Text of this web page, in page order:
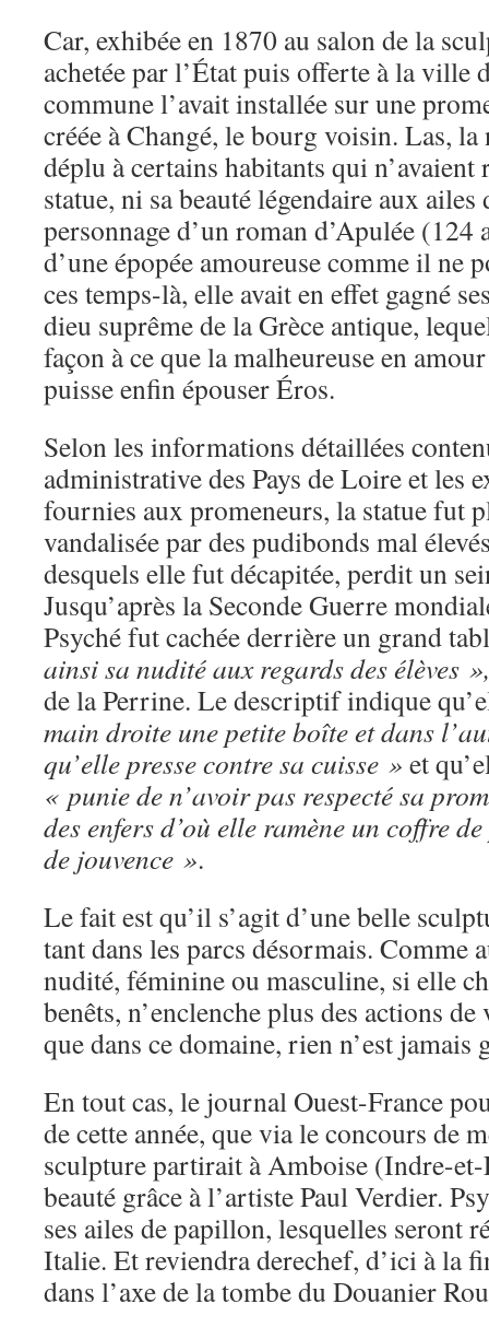
Car, exhibée en 1870 au salon de la
achetée par l’État puis offerte à la ville
commune l’avait installée sur une
créée à Changé, le bourg voisin. Las, la
déplu à certains habitants qui n’avaient
statue, ni sa beauté légendaire aux
personnage d’un roman d’Apulée (124
d’une épopée amoureuse comme il ne
ces temps-là, elle avait en effet gagné
dieu suprême de la Grèce antique,
façon à ce que la malheureuse en
puisse enfin épouser Éros.
Selon les informations détaillées
administrative des Pays de Loire et les
fournies aux promeneurs, la statue fut
vandalisée par des pudibonds mal
desquels elle fut décapitée, perdit un
Jusqu’après la Seconde Guerre
Psyché fut cachée derrière un grand
ainsi sa nudité aux regardsdes élèves
de la Perrine. Le descriptif indique
main droite une petite boîte et dans
qu’elle presse contre sa cuisse » et
« punie de n’avoir pas respecté sa
des enfers d’où elle ramène un coffre
de jouvence ».
Le fait est qu’il s’agit d’une belle
tant dans les parcs désormais. Comme
nudité, féminine ou masculine, si elle
benêts, n’enclenche plus des actions
que dans ce domaine, rien n’est jamais
En tout cas, le journal Ouest-France
de cette année, que via le concours de
sculpture partirait à Amboise (Indre-
beauté grâce à l’artiste Paul Verdier.
ses ailes de papillon, lesquelles seront
Italie. Et reviendra derechef, d’ici à la
dans l’axe de la tombe du Douanier